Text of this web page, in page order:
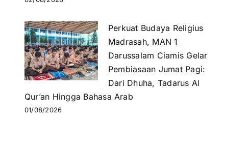
Perkuat Budaya Religius
Madrasah, MAN 1
Darussalam Ciamis Gelar
Pembiasaan Jumat Pagi:
Dari Dhuha, Tadarus Al
Qur’an Hingga Bahasa Arab
01/08/2026